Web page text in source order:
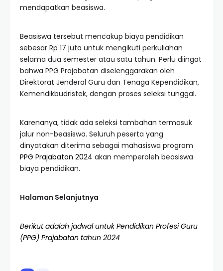
mendapatkan beasiswa.
Beasiswa tersebut mencakup biaya pendidikan
sebesar Rp 17 juta untuk mengikuti perkuliahan
selama dua semester atau satu tahun. Perlu diingat
bahwa PPG Prajabatan diselenggarakan oleh
Direktorat Jenderal Guru dan Tenaga Kependidikan,
Kemendikbudristek, dengan proses seleksi tunggal.
Karenanya, tidak ada seleksi tambahan termasuk
jalur non-beasiswa. Seluruh peserta yang
dinyatakan diterima sebagai mahasiswa program
PPG Prajabatan 2024 akan memperoleh beasiswa
biaya pendidikan.
Halaman Selanjutnya
Berikut adalah jadwal untuk Pendidikan Profesi Guru
(PPG) Prajabatan tahun 2024